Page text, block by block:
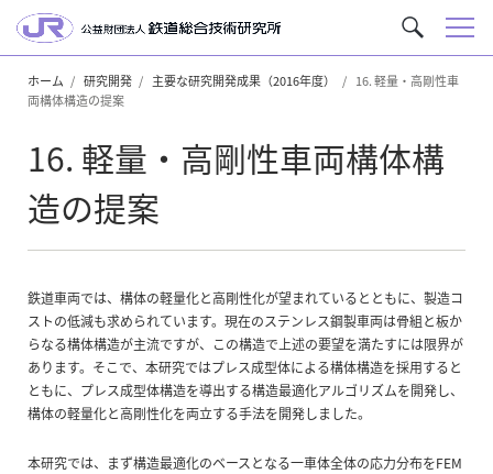
サ
イ
ト
を
検
メ
ホーム 研究開発 主要な研究開発成果（2016年度）
16. 軽量・高剛性車
両構体構造の提案
16. 軽量・高剛性車両構体構
造の提案
鉄道車両では、構体の軽量化と高剛性化が望まれているとともに、製造コ
ストの低減も求められています。現在のステンレス鋼製車両は骨組と板か
らなる構体構造が主流ですが、この構造で上述の要望を満たすには限界が
あります。そこで、本研究ではプレス成型体による構体構造を採用すると
ともに、プレス成型体構造を導出する構造最適化アルゴリズムを開発し、
構体の軽量化と高剛性化を両立する手法を開発しました。
本研究では、まず構造最適化のベースとなる一車体全体の応力分布をFEM